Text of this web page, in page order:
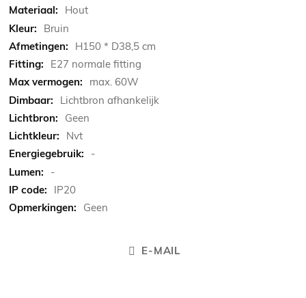
Hout
Bruin
H150 * D38,5 cm
E27 normale fitting
max. 60W
Lichtbron afhankelijk
Geen
Nvt
-
-
IP20
Geen
E-MAIL